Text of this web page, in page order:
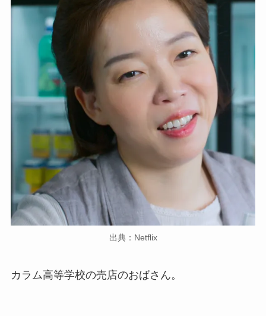
出典：Netflix
カラム高等学校の売店のおばさん。